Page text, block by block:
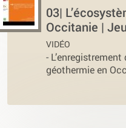
03|
Occitanie |
VIDÉO
-
géothermie en